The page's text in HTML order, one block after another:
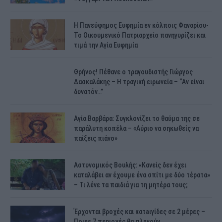
H Πανεύφημος Ευφημία εν κόλποις Φαναρίου-
Το Οικουμενικό Πατριαρχείο πανηγυρίζει και
τιμά την Αγία Ευφημία
Θρήνος! Πέθανε ο τραγουδιστής Γιώργος
Δασκαλάκης – Η τραγική ειρωνεία – “Αν είναι
δυνατόν…”
Αγία Βαρβάρα: Συγκλονίζει το θαύμα της σε
παράλυτη κοπέλα – «Αύριο να σηκωθείς να
παίξεις πιάνο»
Αστυνομικός Bουλής: «Κανείς δεν έχει
καταλάβει αν έχουμε ένα σπίτι με δύο τέρατα»
– Τι λένε τα παιδιά για τη μητέρα τους;
Έρχονται βροχές και κατaιγίδες σε 2 μέpες –